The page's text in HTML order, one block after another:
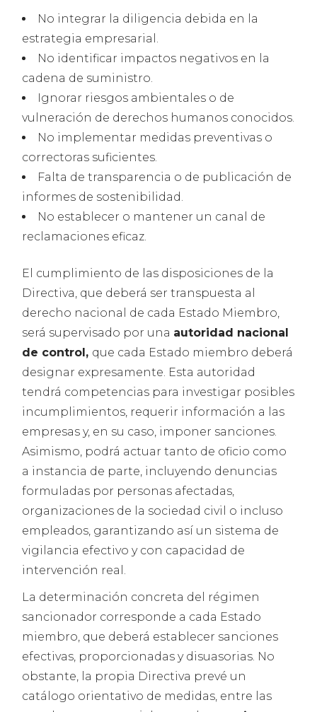
No integrar la diligencia debida en la
estrategia empresarial.
No identificar impactos negativos en la
cadena de suministro.
Ignorar riesgos ambientales o de
vulneración de derechos humanos conocidos.
No implementar medidas preventivas o
correctoras suficientes.
Falta de transparencia o de publicación de
informes de sostenibilidad.
No establecer o mantener un canal de
reclamaciones eficaz.
El cumplimiento de las disposiciones de la
Directiva, que deberá ser transpuesta al
derecho nacional de cada Estado Miembro,
será supervisado por una autoridad nacional
de control, que cada Estado miembro deberá
designar expresamente. Esta autoridad
tendrá competencias para investigar posibles
incumplimientos, requerir información a las
empresas y, en su caso, imponer sanciones.
Asimismo, podrá actuar tanto de oficio como
a instancia de parte, incluyendo denuncias
formuladas por personas afectadas,
organizaciones de la sociedad civil o incluso
empleados, garantizando así un sistema de
vigilancia efectivo y con capacidad de
intervención real.
La determinación concreta del régimen
sancionador corresponde a cada Estado
miembro, que deberá establecer sanciones
efectivas, proporcionadas y disuasorias. No
obstante, la propia Directiva prevé un
catálogo orientativo de medidas, entre las